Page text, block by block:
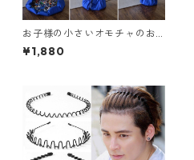
お子様の小さいオモチャのお
片付けのお悩み解消！レゴマ
ット収納袋 Lサイズ 150cm
¥1,880